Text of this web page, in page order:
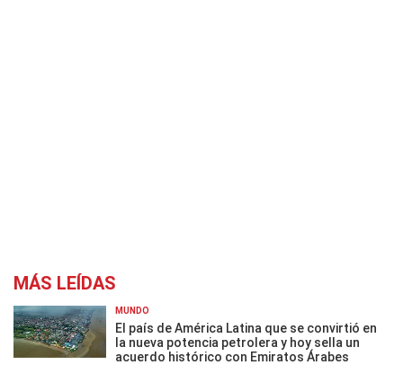
MÁS LEÍDAS
MUNDO
El país de América Latina que se convirtió en
la nueva potencia petrolera y hoy sella un
acuerdo histórico con Emiratos Árabes